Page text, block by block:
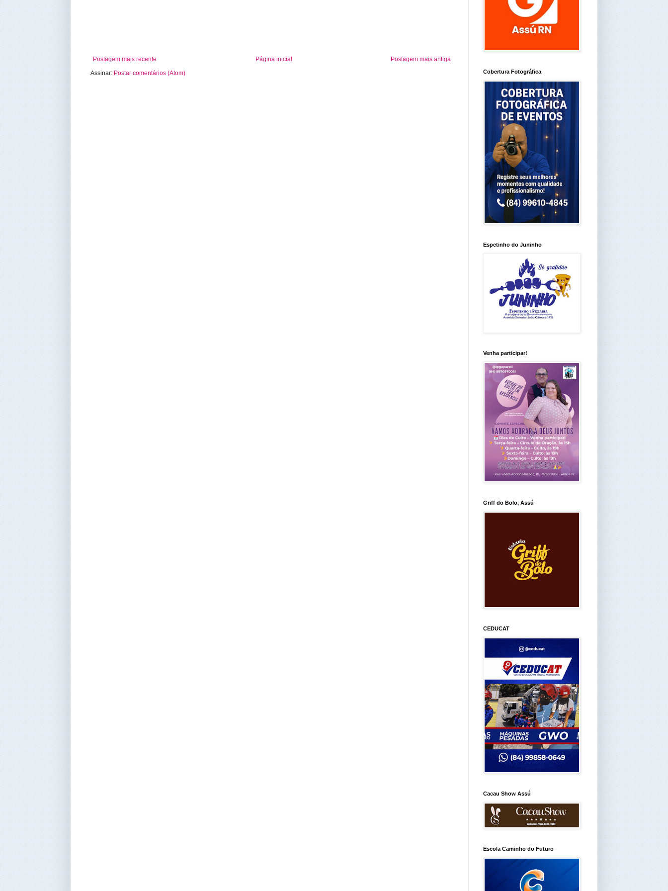
Postagem mais recente Postagem mais antiga
Página inicial
Assinar: Postar comentários (Atom) Cobertura Fotográfica
Espetinho do Juninho
Venha participar!
Griff do Bolo, Assú
CEDUCAT
Cacau Show Assú
Escola Caminho do Futuro